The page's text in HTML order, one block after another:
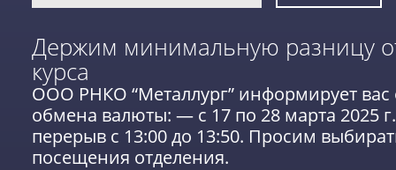
Держим минимальную разницу
курса
ООО РНКО “Металлург” информирует
обмена валюты: — с 17 по 28 марта 2025
перерыв с 13:00 до 13:50. Просим
посещения отделения.